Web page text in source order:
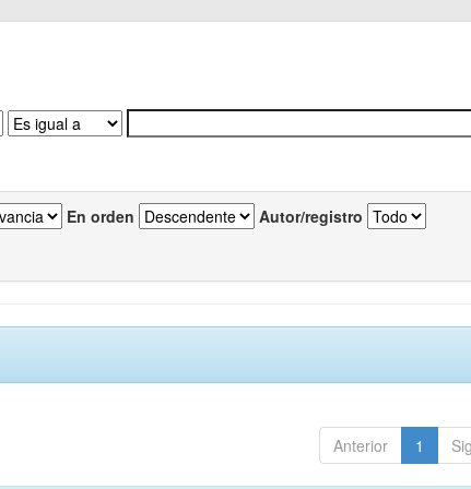
En orden Autor/registro
Anterior 1